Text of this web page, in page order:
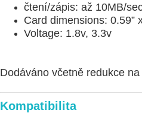
čtení/zápis: až 10MB/
Card dimensions: 0.59”
Voltage: 1.8v, 3.3v
Dodáváno včetně redukce
Kompatibilita